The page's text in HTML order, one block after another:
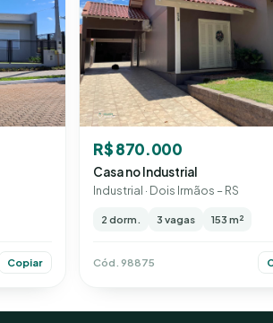
Copiar
R$ 870.000
Casa no Industrial
Industrial · Dois Irmãos – RS
2 dorm. 3 vagas 153 m²
Cód. 98875